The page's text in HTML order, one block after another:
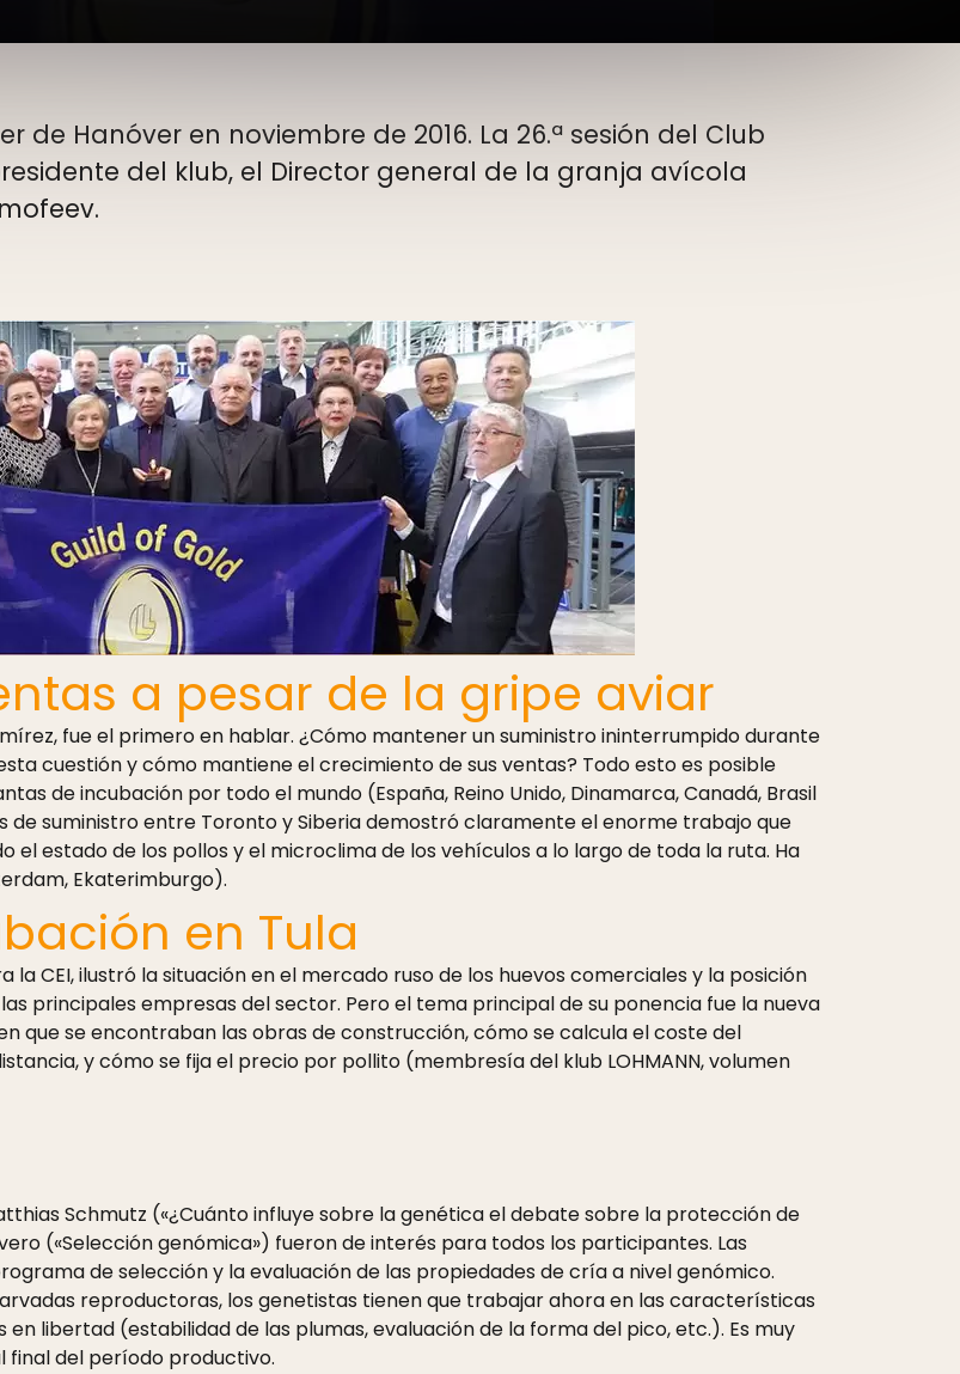
de Hanóver en noviembre de 2016. La 26.ª sesión del Club
del klub, el Director general de la granja avícola
a pesar de la gripe aviar
fue el primero en hablar. ¿Cómo mantener un suministro ininterrumpido durante
cuestión y cómo mantiene el crecimiento de sus ventas? Todo esto es posible
de incubación por todo el mundo (España, Reino Unido, Dinamarca, Canadá, Brasil
de suministro entre Toronto y Siberia demostró claramente el enorme trabajo que
estado de los pollos y el microclima de los vehículos a lo largo de toda la ruta. Ha
Ekaterimburgo).
en Tula
CEI, ilustró la situación en el mercado ruso de los huevos comerciales y la posición
las principales empresas del sector. Pero el tema principal de su ponencia fue la nueva
que se encontraban las obras de construcción, cómo se calcula el coste del
y cómo se fija el precio por pollito (membresía del klub LOHMANN, volumen
Schmutz («¿Cuánto influye sobre la genética el debate sobre la protección de
(«Selección genómica») fueron de interés para todos los participantes. Las
de selección y la evaluación de las propiedades de cría a nivel genómico.
reproductoras, los genetistas tienen que trabajar ahora en las características
libertad (estabilidad de las plumas, evaluación de la forma del pico, etc.). Es muy
final del período productivo.